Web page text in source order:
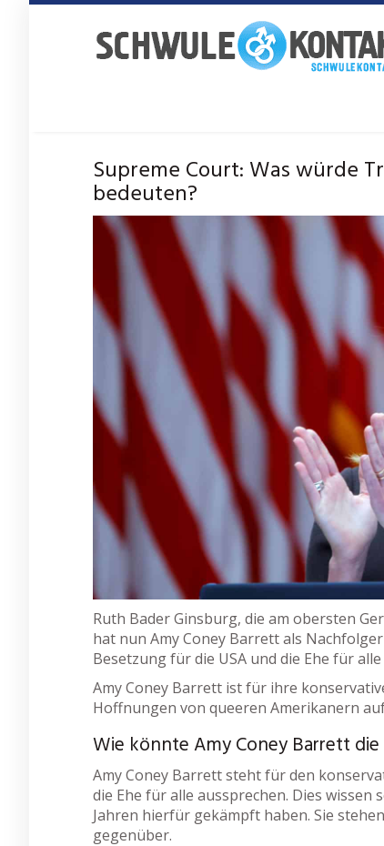
Supreme Court: Was würde
bedeuten?
Ruth Bader Ginsburg, die am obersten
hat nun Amy Coney Barrett als
Besetzung für die USA und die Ehe für
Amy Coney Barrett ist für ihre
Hoffnungen von queeren Amerikanern
Wie könnte Amy Coney Barrett
Amy Coney Barrett steht für den
die Ehe für alle aussprechen. Dies
Jahren hierfür gekämpft haben. Sie
gegenüber.